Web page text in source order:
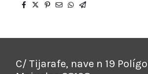
C/ Tijarafe, nave n 19